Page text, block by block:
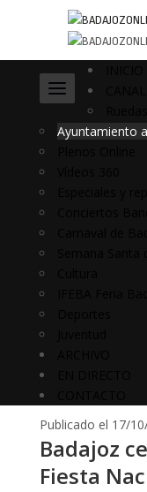
Ayuntamiento
Publicado el 17/
Badajoz
Fiesta